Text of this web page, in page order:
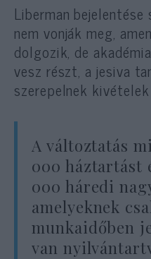
Liberman
nem vonják meg,
dolgozik, de
vesz részt, a jesiva
szerepelnek
A változtatás
000 háztartást
000 háredi
amelyeknek
munkaidőben
van